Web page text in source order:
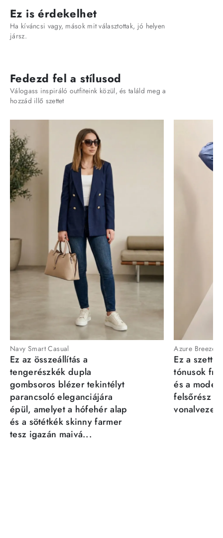
Ez is érdekelhet
Ha kíváncsi vagy, mások mit választottak, jó helyen
jársz.
Fedezd fel a stílusod
Válogass inspiráló outfiteink közül, és találd meg a
hozzád illő szettet
Navy Smart Casual
Ez az összeállítás a
tengerészkék dupla
gombsoros blézer tekintélyt
parancsoló eleganciájára
épül, amelyet a hófehér alap
és a sötétkék skinny farmer
tesz igazán maivá...
Azure Breeze
Ez a szett
tónusok
és a
felsőrész